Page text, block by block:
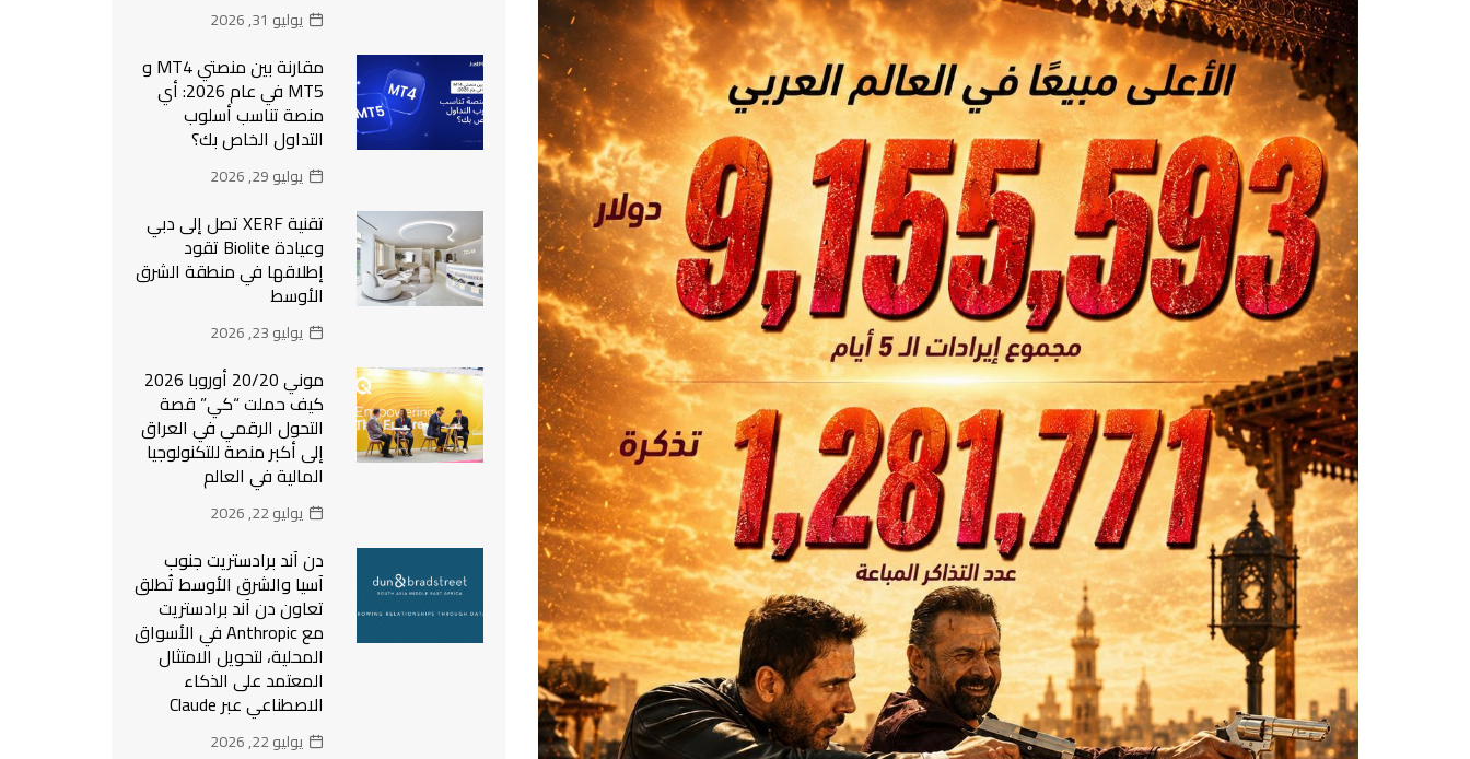
يوليو 31, 2026
مقارنة بين منصتي MT4 و
MT5 في عام 2026: أي
منصة تناسب أسلوب
التداول الخاص بك؟
يوليو 29, 2026
تقنية XERF تصل إلى دبي
وعيادة Biolite تقود
إطلاقها في منطقة الشرق
الأوسط
يوليو 23, 2026
موني 20/20 أوروبا 2026
كيف حملت “كي” قصة
التحول الرقمي في العراق
إلى أكبر منصة للتكنولوجيا
المالية في العالم
يوليو 22, 2026
دن آند برادستريت جنوب
آسيا والشرق الأوسط تُطلق
تعاون دن آند برادستريت
مع Anthropic في الأسواق
المحلية، لتحويل الامتثال
المعتمد على الذكاء
الاصطناعي عبر Claude
يوليو 22, 2026